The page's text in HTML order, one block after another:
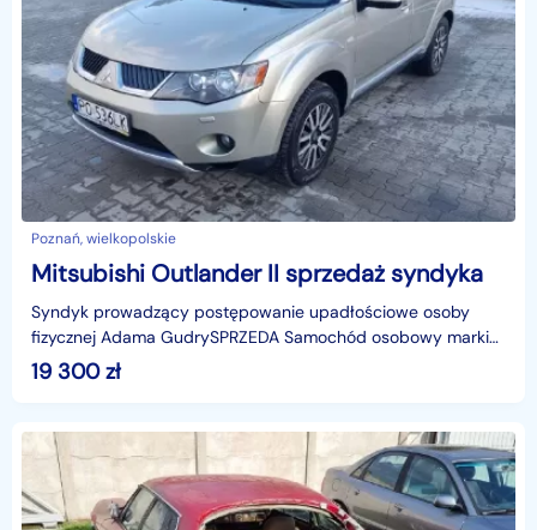
Poznań, wielkopolskie
Mitsubishi Outlander II sprzedaż syndyka
Syndyk prowadzący postępowanie upadłościowe osoby
fizycznej Adama GudrySPRZEDA Samochód osobowy marki
Mitsubishi Outlander Kombi, rok produkcji: 2008, VIN: JMBX
19 300zł